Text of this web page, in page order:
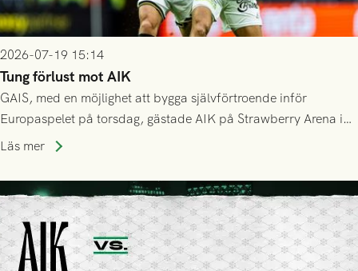
2026-07-19 15:14
Tung förlust mot AIK
GAIS, med en möjlighet att bygga självförtroende inför
Europaspelet på torsdag, gästade AIK på Strawberry Arena i
Stockholm . Men trots konstant hotande i första halvlek av
lyckades få in 2-0.
Läs mer